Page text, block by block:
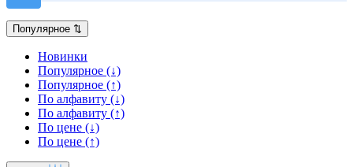
Популярное ⇅
Новинки
Популярное (↓)
Популярное (↑)
По алфавиту (↓)
По алфавиту (↑)
По цене (↓)
По цене (↑)